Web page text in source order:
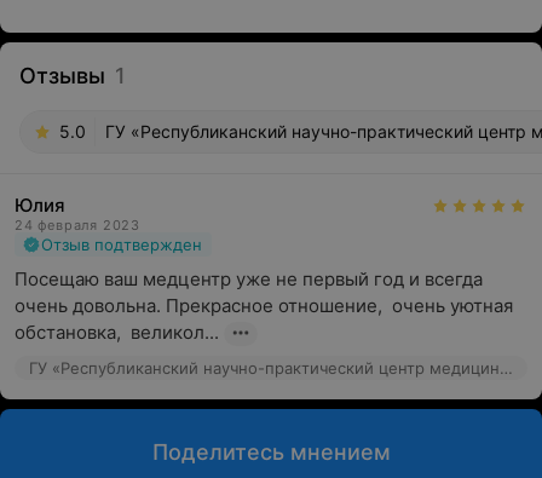
Отзывы 1
5.0 ГУ «Республиканский научно-практический
Юлия
24 февраля 2023
Отзыв подтвержден
Посещаю ваш медцентр уже не первый год и всегда
очень довольна. Прекрасное отношение,  очень уютная
обстановка,  великол...
ГУ «Республиканский научно-практический центр медицинской экспертизы и реабилитаци», ул. Макаенка, 17
Поделитесь мнением